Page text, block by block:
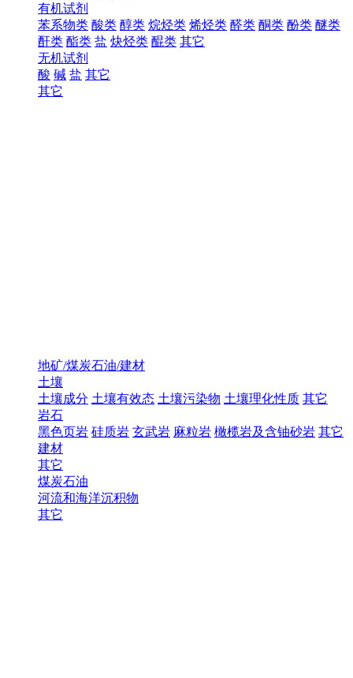
有机试剂
苯系物类 酸类 醇类 烷烃类 烯烃类 醛类 酮类 酚类 醚类
酐类 酯类 盐 炔烃类 醌类 其它
无机试剂
酸 碱 盐 其它
其它
地矿/煤炭石油/建材
土壤
土壤成分 土壤有效态 土壤污染物 土壤理化性质 其它
岩石
黑色页岩 硅质岩 玄武岩 麻粒岩 橄榄岩及含铀砂岩 其它
建材
其它
煤炭石油
河流和海洋沉积物
其它